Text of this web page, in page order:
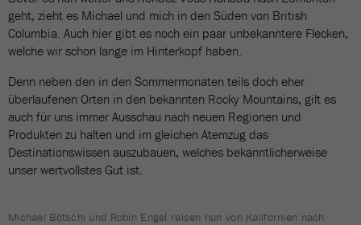
geht, zieht es Michael und mich in den Süden von British
Columbia. Auch hier gibt es noch ein paar unbekanntere Flecken,
welche wir schon lange im Hinterkopf haben.
Denn neben den in den Sommermonaten teils doch eher
überlaufenen Orten in den bekannten Rocky Mountains, gilt es
auch für uns immer Ausschau nach neuen Regionen und
Produkten zu halten und im gleichen Atemzug das
Destinationswissen auszubauen, welches bekanntlicherweise
unser wertvollstes Gut ist.
Michael Bötschi und Robin Engel reisen nun von Kalifornien nach